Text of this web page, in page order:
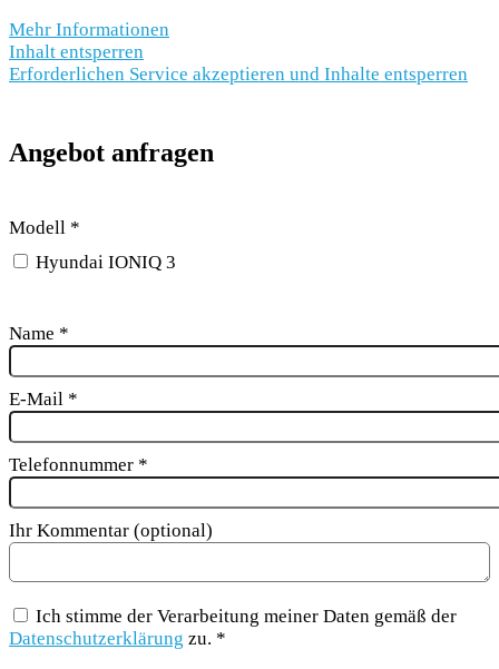
Mehr Informationen
Inhalt entsperren
Erforderlichen Service akzeptieren und Inhalte entsperren
Angebot anfragen
Modell *
Hyundai IONIQ 3
Name *
E-Mail *
Telefonnummer *
Ihr Kommentar (optional)
Ich stimme der Verarbeitung meiner Daten gemäß der
Datenschutzerklärung zu. *